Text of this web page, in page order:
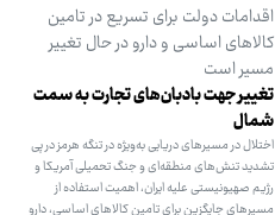
اقدامات دولت برای تسریع در تامین
کالاهای اساسی و دارو در حال تغییر
مسیر است
تغییر جهت بادبان‌های تجارت به سمت
شمال
اختلال در مسیرهای دریایی به‌ویژه در تنگه هرمز در پی
تشدید تنش‌های منطقه‌ای و جنگ تحمیلی آمریکا و
رژیم صهیونیستی علیه ایران، اهمیت استفاده از
مسیرهای جایگزین برای تامین کالاهای اساسی، دارو